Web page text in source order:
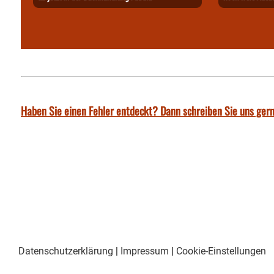
Haben Sie einen Fehler entdeckt? Dann schreiben Sie uns
Datenschutzerklärung | Impressum | Cookie-Einstellungen